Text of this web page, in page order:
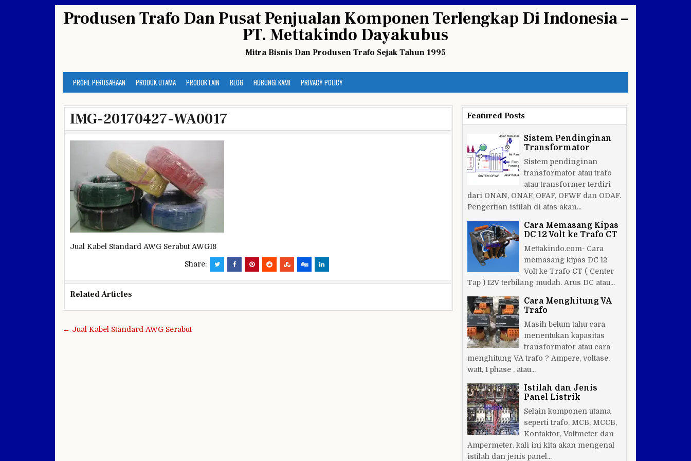
Produsen Trafo Dan Pusat Penjualan Komponen Terlengkap Di Indonesia –
PT. Mettakindo Dayakubus
Mitra Bisnis Dan Produsen Trafo Sejak Tahun 1995
PROFIL PERUSAHAAN PRODUK UTAMA PRODUK LAIN BLOG HUBUNGI KAMI PRIVACY POLICY
IMG-20170427-WA0017
Jual Kabel Standard AWG Serabut AWG18
Share:
Related Articles
Navigasi
← Jual Kabel Standard AWG Serabut
Featured Posts
Sistem Pendinginan
Transformator
Sistem pendinginan
transformator atau trafo
atau transformer terdiri
dari ONAN, ONAF, OFAF, OFWF dan ODAF.
Pengertian istilah di atas akan...
Cara Memasang Kipas
DC 12 Volt ke Trafo CT
Mettakindo.com- Cara
memasang kipas DC 12
Volt ke Trafo CT ( Center
Tap ) 12V terbilang mudah. Arus DC atau...
Cara Menghitung VA
Trafo
Masih belum tahu cara
menentukan kapasitas
transformator atau cara
menghitung VA trafo ? Ampere, voltase,
watt, 1 phase , atau...
Istilah dan Jenis
Panel Listrik
Selain komponen utama
seperti trafo, MCB, MCCB,
Kontaktor, Voltmeter dan
Ampermeter. kali ini kita akan mengenal
istilah dan jenis panel...